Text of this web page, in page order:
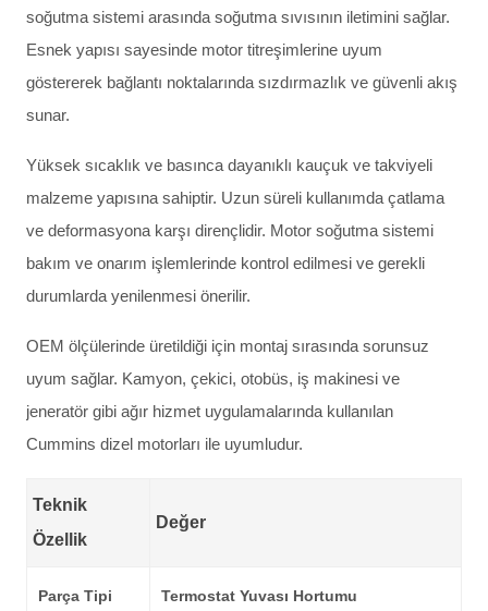
soğutma sistemi arasında soğutma sıvısının iletimini sağlar.
Esnek yapısı sayesinde motor titreşimlerine uyum
göstererek bağlantı noktalarında sızdırmazlık ve güvenli akış
sunar.
Yüksek sıcaklık ve basınca dayanıklı kauçuk ve takviyeli
malzeme yapısına sahiptir. Uzun süreli kullanımda çatlama
ve deformasyona karşı dirençlidir. Motor soğutma sistemi
bakım ve onarım işlemlerinde kontrol edilmesi ve gerekli
durumlarda yenilenmesi önerilir.
OEM ölçülerinde üretildiği için montaj sırasında sorunsuz
uyum sağlar. Kamyon, çekici, otobüs, iş makinesi ve
jeneratör gibi ağır hizmet uygulamalarında kullanılan
Cummins dizel motorları ile uyumludur.
Teknik
Özellik
Değer
Parça Tipi Termostat Yuvası Hortumu